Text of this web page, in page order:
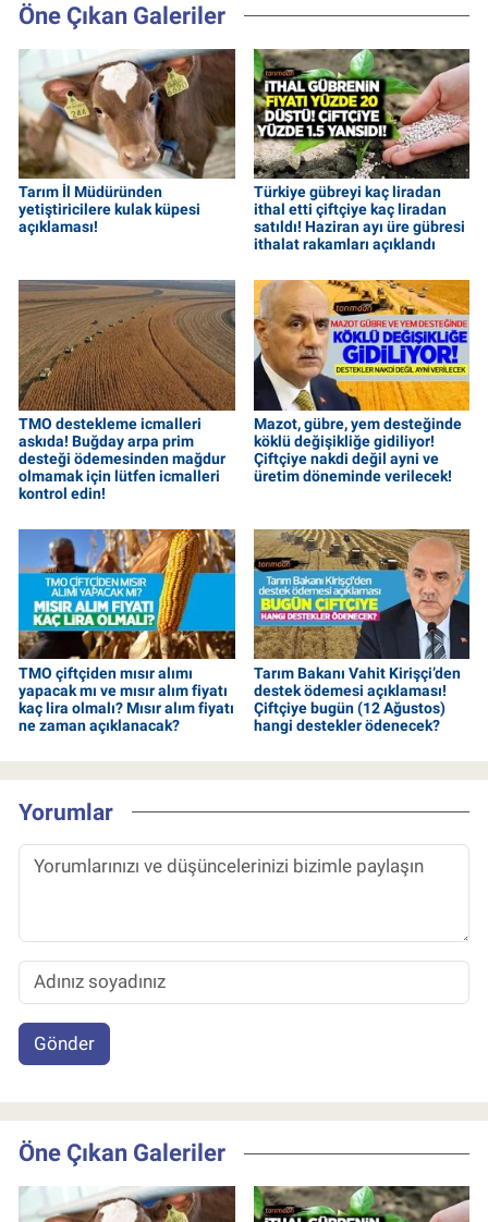
Öne Çıkan Galeriler
Tarım İl Müdüründen
yetiştiricilere kulak küpesi
açıklaması!
Türkiye gübreyi kaç liradan
ithal etti çiftçiye kaç liradan
satıldı! Haziran ayı üre gübresi
ithalat rakamları açıklandı
TMO destekleme icmalleri
askıda! Buğday arpa prim
desteği ödemesinden mağdur
olmamak için lütfen icmalleri
kontrol edin!
Mazot, gübre, yem desteğinde
köklü değişikliğe gidiliyor!
Çiftçiye nakdi değil ayni ve
üretim döneminde verilecek!
TMO çiftçiden mısır alımı
yapacak mı ve mısır alım fiyatı
kaç lira olmalı? Mısır alım fiyatı
ne zaman açıklanacak?
Tarım Bakanı Vahit Kirişçi’den
destek ödemesi açıklaması!
Çiftçiye bugün (12 Ağustos)
hangi destekler ödenecek?
Yorumlar
Gönder
Öne Çıkan Galeriler